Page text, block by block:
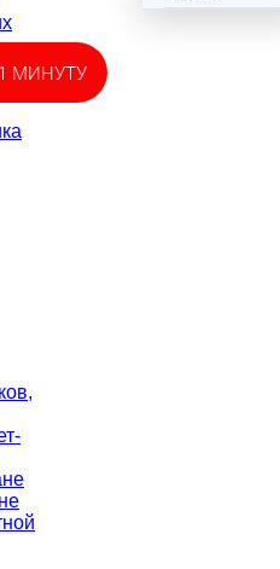
МИНУТУ